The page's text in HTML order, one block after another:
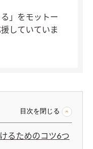
」をモットー
していていま
目次を閉じる
るためのコツ6つ